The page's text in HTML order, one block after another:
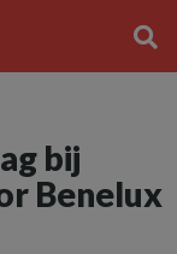
bij
Benelux